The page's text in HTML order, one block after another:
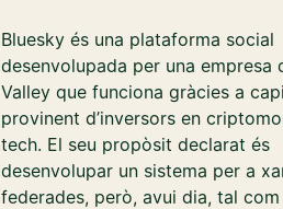
Bluesky és una plataforma social
desenvolupada per una empresa
Valley que funciona gràcies a
provinent d’inversors en
tech. El seu propòsit declarat és
desenvolupar un sistema per a
federades, però, avui dia, tal